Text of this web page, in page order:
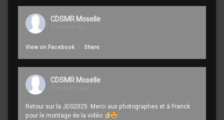
CDSMR Moselle
7 months ago
View on Facebook · Share
CDSMR Moselle
10 months ago
Retour sur la JDS2025. Merci aux photographes et à Franck
pour le montage de la vidéo